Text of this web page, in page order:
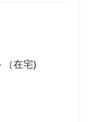
（在宅)